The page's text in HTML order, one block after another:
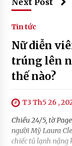
Tin tức
Nữ diễn
trúng lên
thế nào?
T3 Th5 26 ,
Chiều 24/5, tờ
người Mỹ Laura
chiếc tủ lạnh nặng